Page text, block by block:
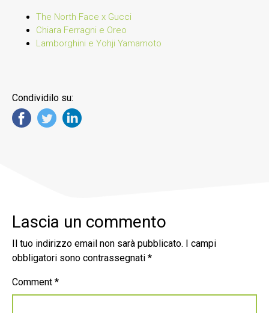
The North Face x Gucci
Chiara Ferragni e Oreo
Lamborghini e Yohji Yamamoto
Condividilo su:
Lascia un commento
Il tuo indirizzo email non sarà pubblicato.
I campi
obbligatori sono contrassegnati *
Comment *